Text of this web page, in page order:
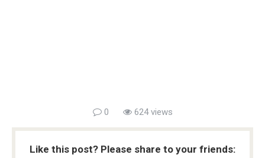
0 624 views
Like this post? Please share to your friends: